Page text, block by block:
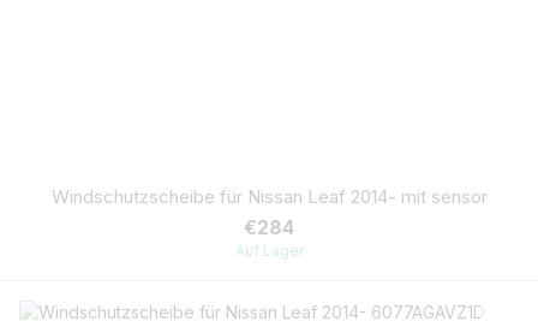
Windschutzscheibe für Nissan Leaf 2014- mit sensor
€284
Auf Lager